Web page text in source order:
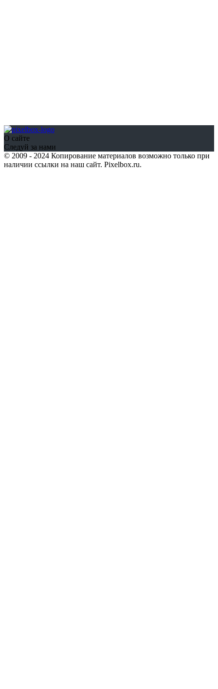
О сайте
Следуй за нами
© 2009 - 2024 Копирование материалов возможно только при
наличии ссылки на наш сайт. Pixelbox.ru.